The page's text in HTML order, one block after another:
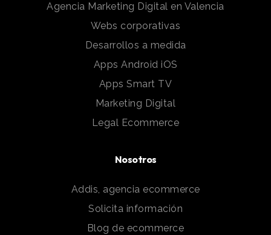
Agencia Marketing Digital en Valencia
Webs corporativas
Desarrollos a medida
Apps Android iOS
Apps Smart TV
Marketing Digital
Legal Ecommerce
Nosotros
Addis, agencia ecommerce
Solicita información
Blog de ecommerce